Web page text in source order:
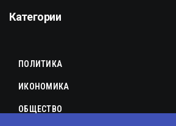
Категории
ПОЛИТИКА
ИКОНОМИКА
ОБЩЕСТВО